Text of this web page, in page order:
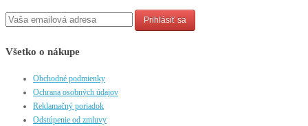
Prihlásiť sa
Všetko o nákupe
Obchodné podmienky
Ochrana osobných údajov
Reklamačný poriadok
Odstúpenie od zmluvy